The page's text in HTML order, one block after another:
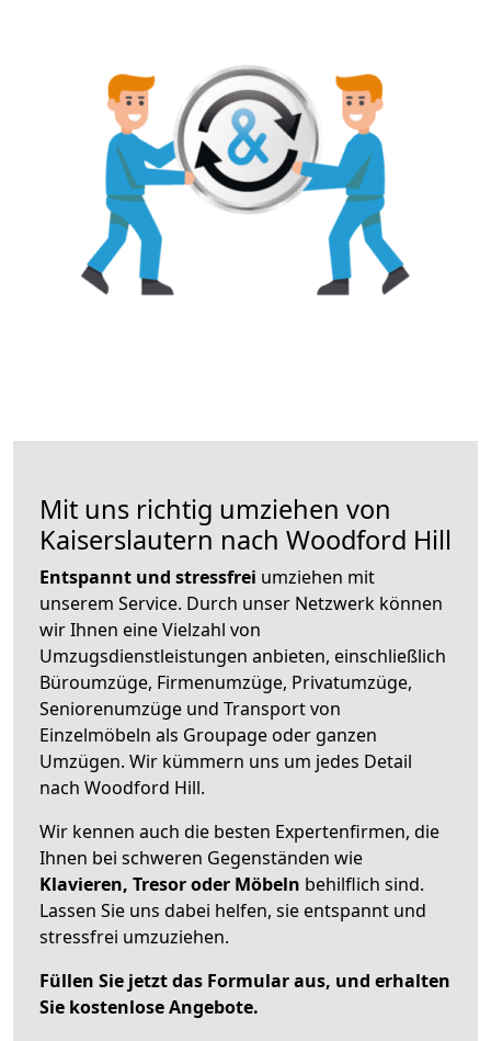
Mit uns richtig umziehen von
Kaiserslautern nach Woodford Hill
Entspannt und stressfrei umziehen mit
unserem Service. Durch unser Netzwerk können
wir Ihnen eine Vielzahl von
Umzugsdienstleistungen anbieten, einschließlich
Büroumzüge, Firmenumzüge, Privatumzüge,
Seniorenumzüge und Transport von
Einzelmöbeln als Groupage oder ganzen
Umzügen. Wir kümmern uns um jedes Detail
nach Woodford Hill.
Wir kennen auch die besten Expertenfirmen, die
Ihnen bei schweren Gegenständen wie
Klavieren, Tresor oder Möbeln behilflich sind.
Lassen Sie uns dabei helfen, sie entspannt und
stressfrei umzuziehen.
Füllen Sie jetzt das Formular aus, und erhalten
Sie kostenlose Angebote.